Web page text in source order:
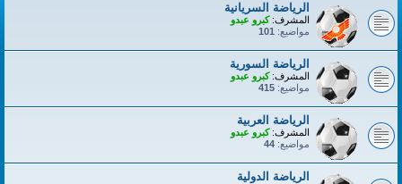
الرياضة السريانية
المشرف: كبرو عبدو
مواضيع: 101
الرياضة السورية
المشرف: كبرو عبدو
مواضيع: 415
الرياضة العربية
المشرف: كبرو عبدو
مواضيع: 44
الرياضة الدولية